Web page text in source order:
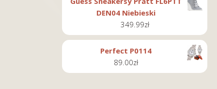
DEN04 Niebieski
349.99zł
Perfect P0114
89.00zł